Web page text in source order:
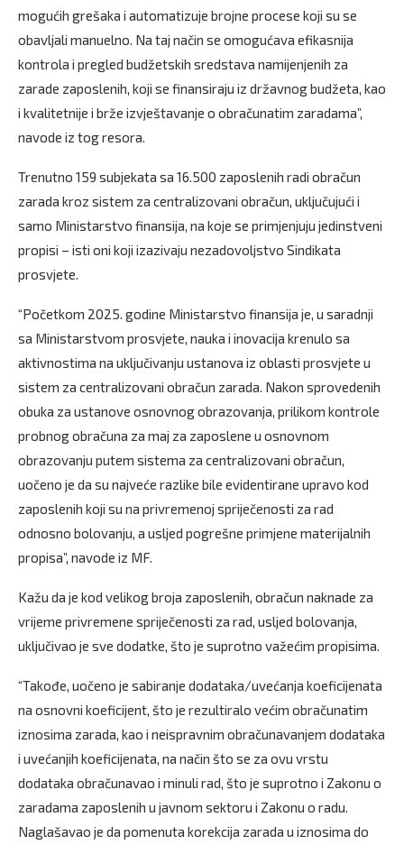
mogućih grešaka i automatizuje brojne procese koji su se
obavljali manuelno. Na taj način se omogućava efikasnija
kontrola i pregled budžetskih sredstava namijenjenih za
zarade zaposlenih, koji se finansiraju iz državnog budžeta, kao
i kvalitetnije i brže izvještavanje o obračunatim zaradama”,
navode iz tog resora.
Trenutno 159 subjekata sa 16.500 zaposlenih radi obračun
zarada kroz sistem za centralizovani obračun, uključujući i
samo Ministarstvo finansija, na koje se primjenjuju jedinstveni
propisi – isti oni koji izazivaju nezadovoljstvo Sindikata
prosvjete.
“Početkom 2025. godine Ministarstvo finansija je, u saradnji
sa Ministarstvom prosvjete, nauka i inovacija krenulo sa
aktivnostima na uključivanju ustanova iz oblasti prosvjete u
sistem za centralizovani obračun zarada. Nakon sprovedenih
obuka za ustanove osnovnog obrazovanja, prilikom kontrole
probnog obračuna za maj za zaposlene u osnovnom
obrazovanju putem sistema za centralizovani obračun,
uočeno je da su najveće razlike bile evidentirane upravo kod
zaposlenih koji su na privremenoj spriječenosti za rad
odnosno bolovanju, a usljed pogrešne primjene materijalnih
propisa”, navode iz MF.
Kažu da je kod velikog broja zaposlenih, obračun naknade za
vrijeme privremene spriječenosti za rad, usljed bolovanja,
uključivao je sve dodatke, što je suprotno važećim propisima.
“Takođe, uočeno je sabiranje dodataka/uvećanja koeficijenata
na osnovni koeficijent, što je rezultiralo većim obračunatim
iznosima zarada, kao i neispravnim obračunavanjem dodataka
i uvećanjih koeficijenata, na način što se za ovu vrstu
dodataka obračunavao i minuli rad, što je suprotno i Zakonu o
zaradama zaposlenih u javnom sektoru i Zakonu o radu.
Naglašavao je da pomenuta korekcija zarada u iznosima do